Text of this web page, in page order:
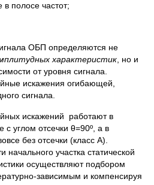
полосе частот;
ОБП определяются не
характеристик, но и
от уровня сигнала.
искажения огибающей,
сигнала.
искажений работают в
углом отсечки θ=90º, а в
без отсечки (класс А).
участка статической
осуществляют подбором
зависимым и компенсируя